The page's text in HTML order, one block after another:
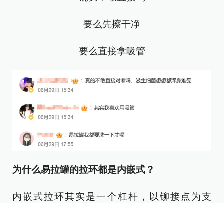
要么先擦干净
要么直接拿吸管
为什么易拉罐的拉环都是内嵌式？
内嵌式拉环其实是一个杠杆，以铆接点为支